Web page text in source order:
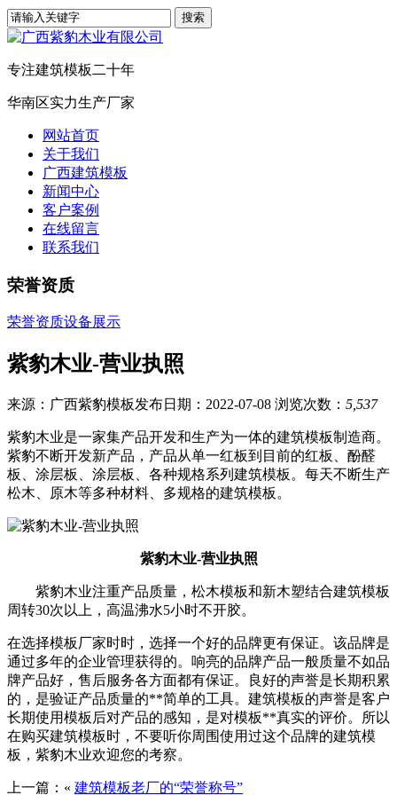
专注建筑模板二十年
华南区实力生产厂家
网站首页
关于我们
广西建筑模板
新闻中心
客户案例
在线留言
联系我们
荣誉资质
荣誉资质设备展示
紫豹木业-营业执照
来源：广西紫豹模板发布日期：2022-07-08 浏览次数： 5,537
紫豹木业是一家集产品开发和生产为一体的建筑模板制造商。
紫豹不断开发新产品，产品从单一红板到目前的红板、酚醛
板、涂层板、涂层板、各种规格系列建筑模板。每天不断生产
松木、原木等多种材料、多规格的建筑模板。
紫豹木业-营业执照
紫豹木业注重产品质量，松木模板和新木塑结合建筑模板
周转30次以上，高温沸水5小时不开胶。
在选择模板厂家时时，选择一个好的品牌更有保证。该品牌是
通过多年的企业管理获得的。响亮的品牌产品一般质量不如品
牌产品好，售后服务各方面都有保证。良好的声誉是长期积累
的，是验证产品质量的**简单的工具。建筑模板的声誉是客户
长期使用模板后对产品的感知，是对模板**真实的评价。所以
在购买建筑模板时，不要听你周围使用过这个品牌的建筑模
板，紫豹木业欢迎您的考察。
上一篇：« 建筑模板老厂的“荣誉称号”